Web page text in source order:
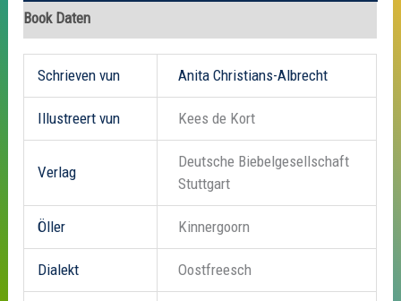
Book Daten
Schrieven vun Anita Christians-Albrecht
Illustreert vun Kees de Kort
Verlag
Deutsche Biebelgesellschaft
Stuttgart
Öller Kinnergoorn
Dialekt Oostfreesch